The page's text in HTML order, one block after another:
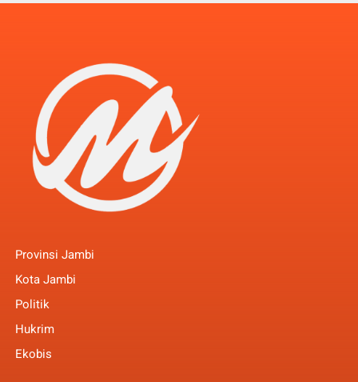
Provinsi Jambi
Kota Jambi
Politik
Hukrim
Ekobis